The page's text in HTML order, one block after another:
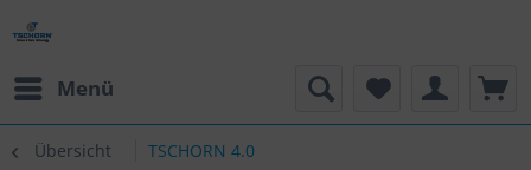
Menü
Übersicht TSCHORN 4.0